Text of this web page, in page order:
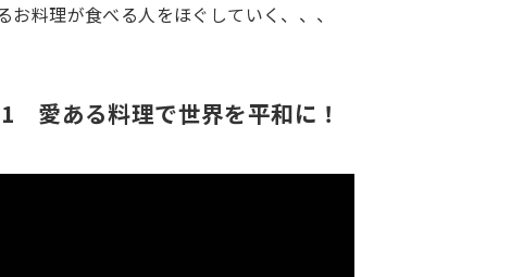
料理が食べる人をほぐしていく、、、
ある料理で世界を平和に！